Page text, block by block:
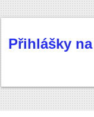
Přihlášky